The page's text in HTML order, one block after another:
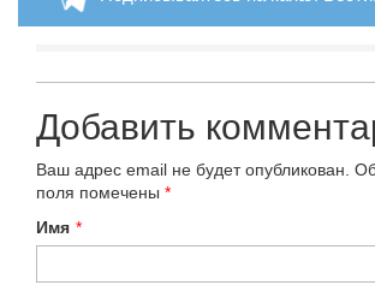
Добавить
Ваш адрес email не будет опубликован.
поля помечены *
Имя *